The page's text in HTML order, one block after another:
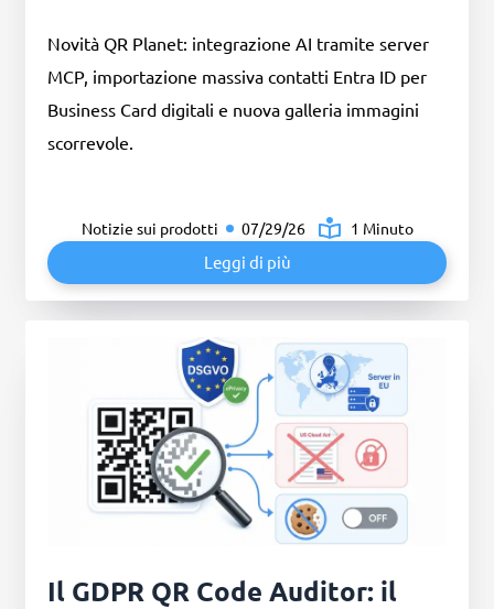
Novità QR Planet: integrazione AI tramite server
MCP, importazione massiva contatti Entra ID per
Business Card digitali e nuova galleria immagini
scorrevole.
Notizie sui prodotti 07/29/26 1 Minuto
Leggi di più
Il GDPR QR Code Auditor: il